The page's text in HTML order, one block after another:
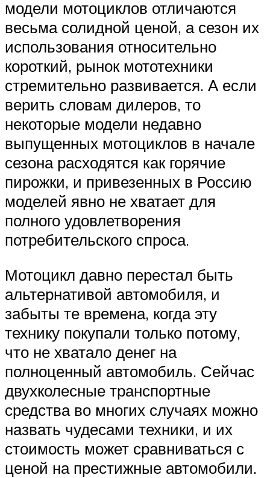
модели мотоциклов отличаются
весьма солидной ценой, а сезон их
использования относительно
короткий, рынок мототехники
стремительно развивается. А если
верить словам дилеров, то
некоторые модели недавно
выпущенных мотоциклов в начале
сезона расходятся как горячие
пирожки, и привезенных в Россию
моделей явно не хватает для
полного удовлетворения
потребительского спроса.
Мотоцикл давно перестал быть
альтернативой автомобиля, и
забыты те времена, когда эту
технику покупали только потому,
что не хватало денег на
полноценный автомобиль. Сейчас
двухколесные транспортные
средства во многих случаях можно
назвать чудесами техники, и их
стоимость может сравниваться с
ценой на престижные автомобили.